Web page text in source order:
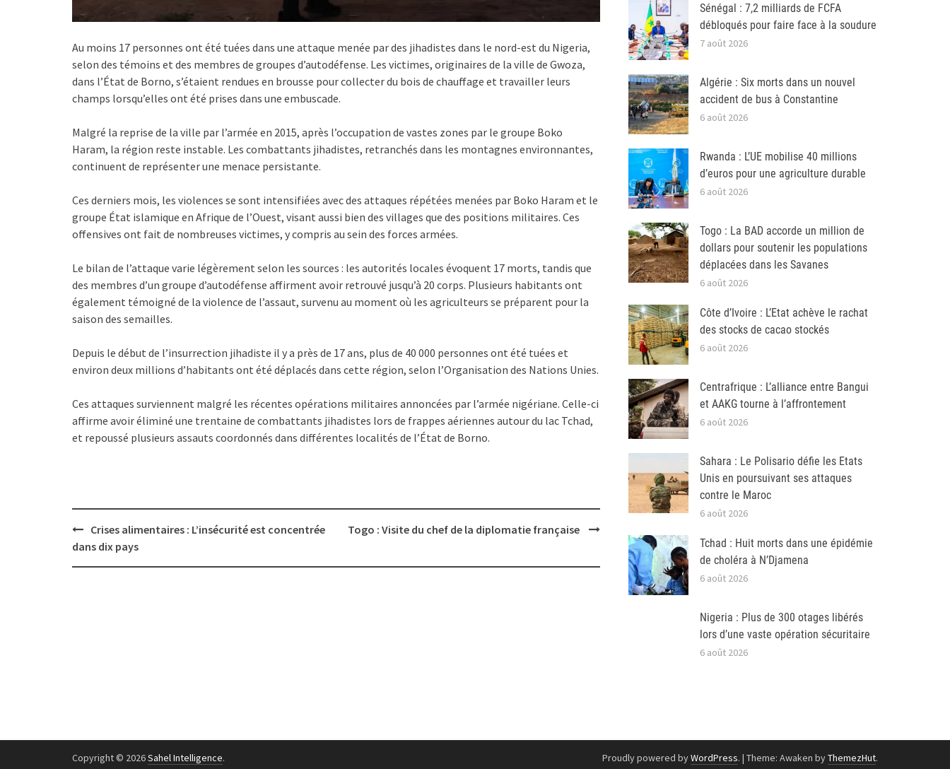
Au moins 17 personnes ont été tuées dans une attaque menée par des jihadistes dans le nord-est du Nigeria,
selon des témoins et des membres de groupes d’autodéfense. Les victimes, originaires de la ville de Gwoza,
dans l’État de Borno, s’étaient rendues en brousse pour collecter du bois de chauffage et travailler leurs
champs lorsqu’elles ont été prises dans une embuscade.
Malgré la reprise de la ville par l’armée en 2015, après l’occupation de vastes zones par le groupe Boko
Haram, la région reste instable. Les combattants jihadistes, retranchés dans les montagnes environnantes,
continuent de représenter une menace persistante.
Ces derniers mois, les violences se sont intensifiées avec des attaques répétées menées par Boko Haram et le
groupe État islamique en Afrique de l’Ouest, visant aussi bien des villages que des positions militaires. Ces
offensives ont fait de nombreuses victimes, y compris au sein des forces armées.
Le bilan de l’attaque varie légèrement selon les sources : les autorités locales évoquent 17 morts, tandis que
des membres d’un groupe d’autodéfense affirment avoir retrouvé jusqu’à 20 corps. Plusieurs habitants ont
également témoigné de la violence de l’assaut, survenu au moment où les agriculteurs se préparent pour la
saison des semailles.
Depuis le début de l’insurrection jihadiste il y a près de 17 ans, plus de 40 000 personnes ont été tuées et
environ deux millions d’habitants ont été déplacés dans cette région, selon l’Organisation des Nations Unies.
Ces attaques surviennent malgré les récentes opérations militaires annoncées par l’armée nigériane. Celle-ci
affirme avoir éliminé une trentaine de combattants jihadistes lors de frappes aériennes autour du lac Tchad,
et repoussé plusieurs assauts coordonnés dans différentes localités de l’État de Borno.
Post
navigation
Crises alimentaires : L’insécurité est concentrée
dans dix pays
Togo : Visite du chef de la diplomatie française
Sénégal : 7,2 milliards de FCFA
débloqués pour faire face à la soudure
7 août 2026
Algérie : Six morts dans un nouvel
accident de bus à Constantine
6 août 2026
Rwanda : L’UE mobilise 40 millions
d’euros pour une agriculture durable
6 août 2026
Togo : La BAD accorde un million de
dollars pour soutenir les populations
déplacées dans les Savanes
6 août 2026
Côte d’Ivoire : L’Etat achève le rachat
des stocks de cacao stockés
6 août 2026
Centrafrique : L’alliance entre Bangui
et AAKG tourne à l’affrontement
6 août 2026
Sahara : Le Polisario défie les Etats
Unis en poursuivant ses attaques
contre le Maroc
6 août 2026
Tchad : Huit morts dans une épidémie
de choléra à N’Djamena
6 août 2026
Nigeria : Plus de 300 otages libérés
lors d’une vaste opération sécuritaire
6 août 2026
Copyright © 2026Sahel Intelligence. Proudly powered byWordPress. | Theme: Awaken byThemezHut.